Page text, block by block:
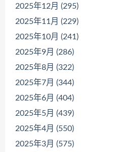
2025年12月 (295)
2025年11月 (229)
2025年10月 (241)
2025年9月 (286)
2025年8月 (322)
2025年7月 (344)
2025年6月 (404)
2025年5月 (439)
2025年4月 (550)
2025年3月 (575)